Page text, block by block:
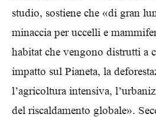
studio, sostiene che «di gran
minaccia per uccelli e
habitat che vengono distrutti a
impatto sul Pianeta, la
l’agricoltura intensiva,
del riscaldamento globale».